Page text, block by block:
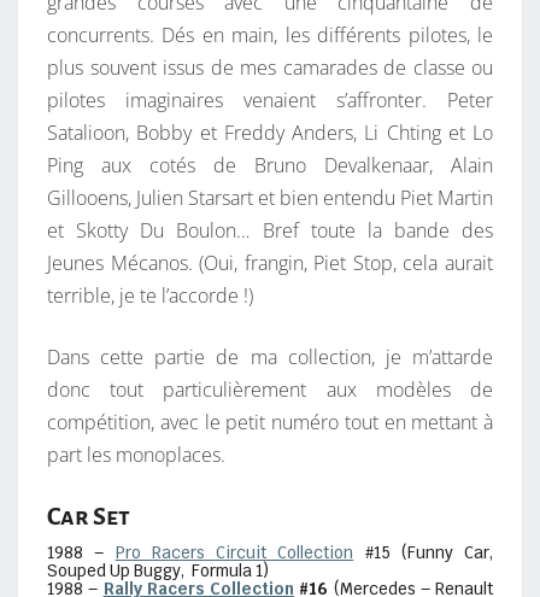
A
C
N
concurrents. Dés en main, les différents pilotes, le
plus souvent issus de mes camarades de classe ou
pilotes imaginaires venaient s’affronter. Peter
Satalioon, Bobby et Freddy Anders, Li Chting et Lo
Ping aux cotés de Bruno Devalkenaar, Alain
Gillooens, Julien Starsart et bien entendu Piet Martin
et Skotty Du Boulon… Bref toute la bande des
Jeunes Mécanos. (Oui, frangin, Piet Stop, cela aurait
terrible, je te l’accorde !)
Dans cette partie de ma collection, je m’attarde
donc tout particulièrement aux modèles de
compétition, avec le petit numéro tout en mettant à
part les monoplaces.
Car Set
1988 – Pro Racers Circuit Collection #15 (Funny Car,
Souped Up Buggy, Formula 1)
1988 – Rally Racers Collection #16 (Mercedes – Renault